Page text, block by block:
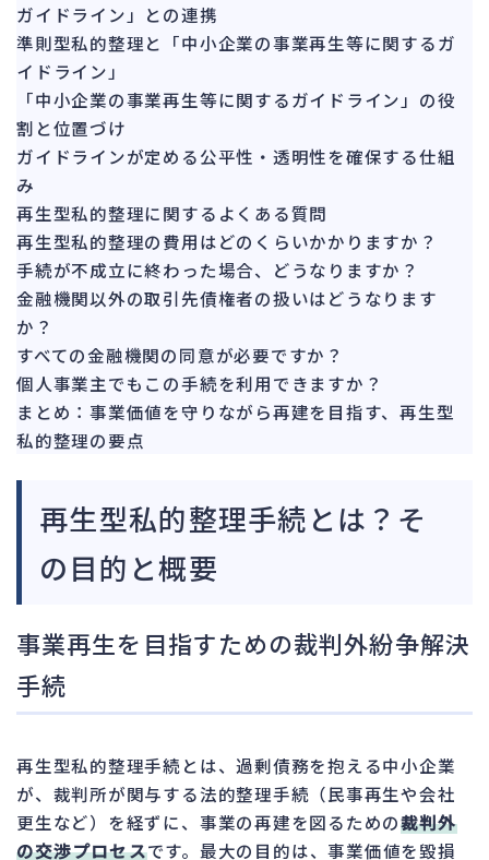
ガイドライン」との連携
準則型私的整理と「中小企業の事業再生等に関するガ
イドライン」
「中小企業の事業再生等に関するガイドライン」の役
割と位置づけ
ガイドラインが定める公平性・透明性を確保する仕組
み
再生型私的整理に関するよくある質問
再生型私的整理の費用はどのくらいかかりますか？
手続が不成立に終わった場合、どうなりますか？
金融機関以外の取引先債権者の扱いはどうなります
か？
すべての金融機関の同意が必要ですか？
個人事業主でもこの手続を利用できますか？
まとめ：事業価値を守りながら再建を目指す、再生型
私的整理の要点
再生型私的整理手続とは？そ
の目的と概要
事業再生を目指すための裁判外紛争解決
手続
再生型私的整理手続とは、過剰債務を抱える中小企業
が、裁判所が関与する法的整理手続（民事再生や会社
更生など）を経ずに、事業の再建を図るための裁判外
の交渉プロセスです。最大の目的は、事業価値を毀損